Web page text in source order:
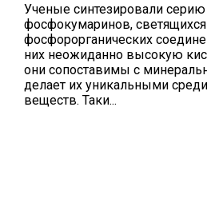
Ученые синтезировали
фосфокумаринов, светящихся
фосфорорганических
них неожиданно высокую
они сопоставимы с
делает их уникальными
веществ. Таки...